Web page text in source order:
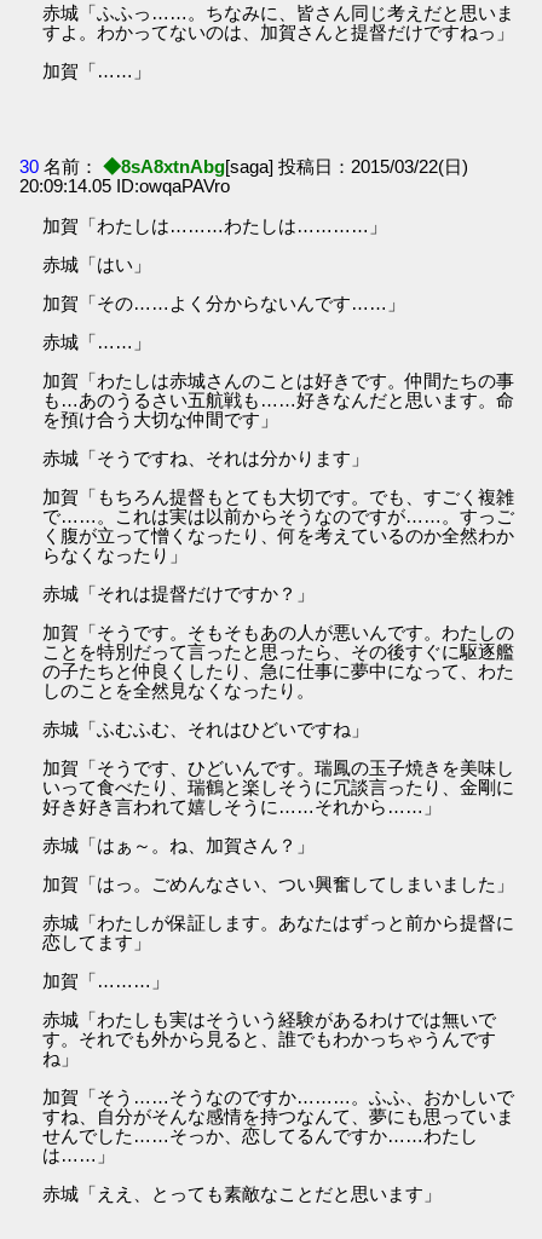
赤城「ふふっ……。ちなみに、皆さん同じ考えだと思いま
すよ。わかってないのは、加賀さんと提督だけですねっ」
加賀「……」
30 名前： ◆8sA8xtnAbg[saga] 投稿日：2015/03/22(日)
20:09:14.05 ID:owqaPAVro
加賀「わたしは………わたしは…………」
赤城「はい」
加賀「その……よく分からないんです……」
赤城「……」
加賀「わたしは赤城さんのことは好きです。仲間たちの事
も…あのうるさい五航戦も……好きなんだと思います。命
を預け合う大切な仲間です」
赤城「そうですね、それは分かります」
加賀「もちろん提督もとても大切です。でも、すごく複雑
で……。これは実は以前からそうなのですが……。すっご
く腹が立って憎くなったり、何を考えているのか全然わか
らなくなったり」
赤城「それは提督だけですか？」
加賀「そうです。そもそもあの人が悪いんです。わたしの
ことを特別だって言ったと思ったら、その後すぐに駆逐艦
の子たちと仲良くしたり、急に仕事に夢中になって、わた
しのことを全然見なくなったり。
赤城「ふむふむ、それはひどいですね」
加賀「そうです、ひどいんです。瑞鳳の玉子焼きを美味し
いって食べたり、瑞鶴と楽しそうに冗談言ったり、金剛に
好き好き言われて嬉しそうに……それから……」
赤城「はぁ～。ね、加賀さん？」
加賀「はっ。ごめんなさい、つい興奮してしまいました」
赤城「わたしが保証します。あなたはずっと前から提督に
恋してます」
加賀「………」
赤城「わたしも実はそういう経験があるわけでは無いで
す。それでも外から見ると、誰でもわかっちゃうんです
ね」
加賀「そう……そうなのですか………。ふふ、おかしいで
すね、自分がそんな感情を持つなんて、夢にも思っていま
せんでした……そっか、恋してるんですか……わたし
は……」
赤城「ええ、とっても素敵なことだと思います」